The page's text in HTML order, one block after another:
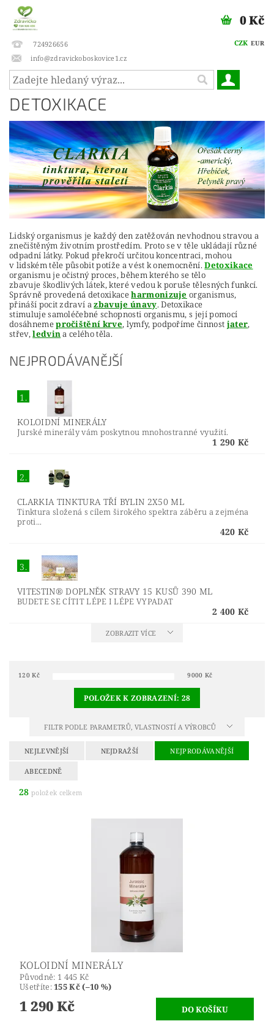
724926656
info@zdravickoboskovice1.cz
CZK EUR
0 Kč
DETOXIKACE
Lidský organismus je každý den zatěžován nevhodnou stravou a
znečištěným životním prostředím. Proto se v těle ukládají různé
odpadní látky. Pokud překročí určitou koncentraci, mohou
v lidském těle působit potíže a vést k onemocnění.Detoxikace
organismu je očistný proces, během kterého se tělo
zbavuje škodlivých látek, které vedou k poruše tělesných funkcí.
Správně provedená detoxikace harmonizuje organismus,
přináší pocit zdraví azbavuje únavy. Detoxikace
stimuluje samoléčebné schopnosti organismu, s její pomocí
dosáhnemepročištění krve, lymfy, podpoříme činnost jater,
střev,ledvina celého těla.
NEJPRODÁVANĚJŠÍ
1.
KOLOIDNÍ MINERÁLY
Jurské minerály vám poskytnou mnohostranné využití.
1 290 Kč
2.
CLARKIA TINKTURA TŘÍ BYLIN 2X50 ML
Tinktura složená s cílem širokého spektra záběru a zejména
proti...
420 Kč
3.
VITESTIN® DOPLNĚK STRAVY 15 KUSŮ 390 ML
BUDETE SE CÍTIT LÉPE I LÉPE VYPADAT
2 400 Kč
ZOBRAZIT VÍCE
120 Kč 9000 Kč
POLOŽEK K ZOBRAZENÍ: 28
FILTR PODLE PARAMETRŮ, VLASTNOSTÍ A VÝROBCŮ
NEJLEVNĚJŠÍ NEJDRAŽŠÍ NEJPRODÁVANĚJŠÍ
ABECEDNĚ
28 položek celkem
KOLOIDNÍ MINERÁLY
Původně: 1 445 Kč
Ušetříte:155 Kč (–10 %)
1 290 Kč